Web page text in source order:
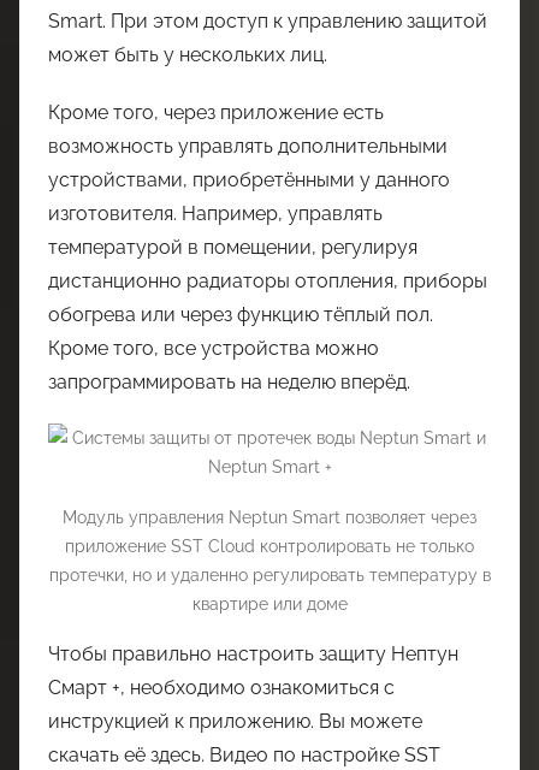
Smart. При этом доступ к управлению защитой
может быть у нескольких лиц.
Кроме того, через приложение есть
возможность управлять дополнительными
устройствами, приобретёнными у данного
изготовителя. Например, управлять
температурой в помещении, регулируя
дистанционно радиаторы отопления, приборы
обогрева или через функцию тёплый пол.
Кроме того, все устройства можно
запрограммировать на неделю вперёд.
Модуль управления Neptun Smart позволяет через
приложение SST Cloud контролировать не только
протечки, но и удаленно регулировать температуру в
квартире или доме
Чтобы правильно настроить защиту Нептун
Смарт +, необходимо ознакомиться с
инструкцией к приложению. Вы можете
скачать её здесь. Видео по настройке SST